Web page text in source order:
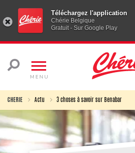
Téléchargez l'application
Chérie Belgique
Gratuit - Sur Google Play
MENU
CHERIE Actu 3 choses à savoir sur Benabar